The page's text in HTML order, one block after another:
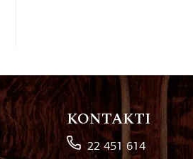
KONTAKTI
22 451 614